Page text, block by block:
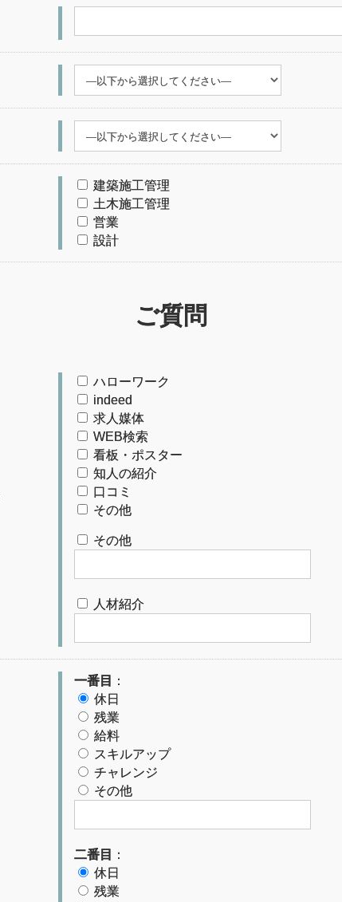
建築施工管理
土木施工管理
営業
設計
ご質問
ハローワーク
indeed
求人媒体
WEB検索
看板・ポスター
知人の紹介
口コミ
その他
その他
人材紹介
一番目
：
休日
残業
給料
スキルアップ
チャレンジ
その他
二番目
：
休日
残業